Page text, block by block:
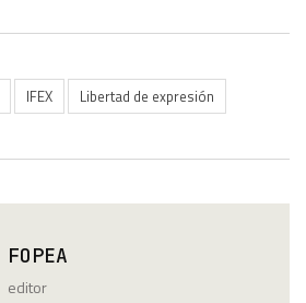
IFEX Libertad de expresión
FOPEA
editor